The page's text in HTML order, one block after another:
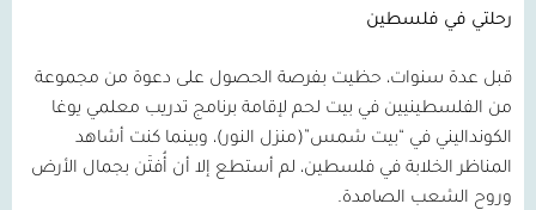
رحلتي في فلسطين
قبل عدة سنوات، حظيت بفرصة الحصول على دعوة من مجموعة
من الفلسطينيين في بيت لحم لإقامة برنامج تدريب معلمي يوغا
الكونداليني في “بيت شمس”(منزل النور)، وبينما كنت أشاهد
المناظر الخلابة في فلسطين، لم أستطع إلا أن أُفتَن بجمال الأرض
وروح الشعب الصامدة.